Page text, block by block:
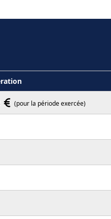
(pour la période exercée)